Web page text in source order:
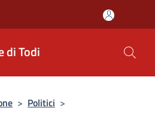
di Todi
> Politici >